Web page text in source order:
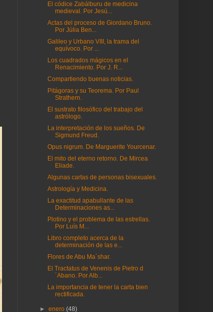
El códice Zabálburu de medicina
medieval. Por Jesú...
Actas del proceso de Giordano Bruno.
Por Júlia Ben...
Galileo y Urbano VIII, la trama del
equívoco. Por ...
Los cuadrados mágicos en el
Renacimiento. Por J. R...
Compartiendo buenas noticias.
Pitágoras y su Teorema. Por Paul
Strathern.
El sustrato filosófico del trabajo del
astrólogo.
La interpretación de los sueños. De
Sigmund Freud.
Opus nigrum. De Marguerite Yourcenar.
El mito del eterno retorno. De Mircea
Eliade.
Algunas cartas de personas bisexuales.
Astrología y Medicina.
La exactitud apabullante de las
Determinaciones as...
Plotino y el problema de las estrellas.
Por Luís M...
Libro completo acerca de la
determinación de las e...
Flores de Abu Ma´shar.
El Tractatus de Venenis de Pietro d
´Abano. Por Alb...
La importancia de tener la carta bien
rectificada.
►enero(48)